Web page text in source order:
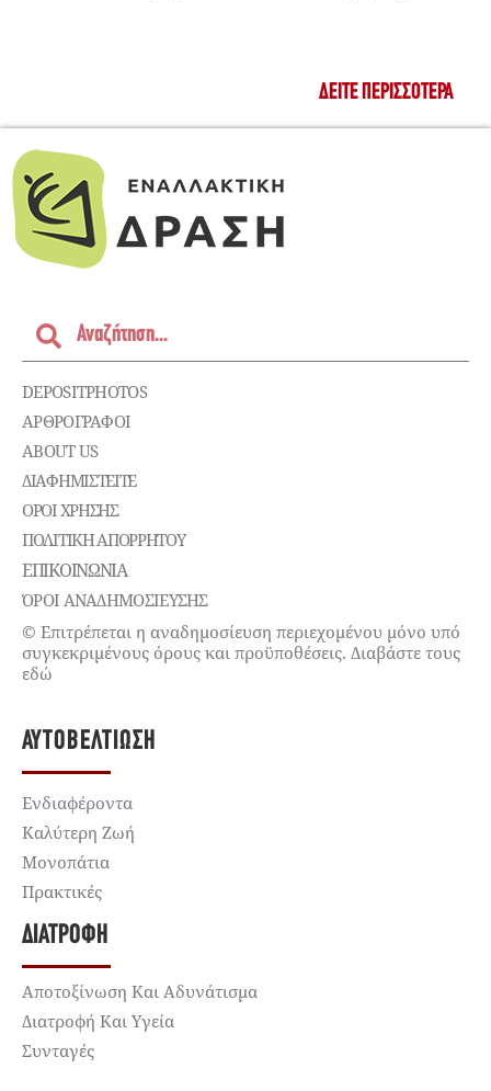
ΔΕΊΤΕ ΠΕΡΙΣΣΌΤΕΡΑ
DEPOSITPHOTOS
ΑΡΘΡΟΓΡΑΦΟΙ
ABOUT US
ΔΙΑΦΗΜΙΣΤΕΊΤΕ
ΌΡΟΙ ΧΡΉΣΗΣ
ΠΟΛΙΤΙΚΉ ΑΠΟΡΡΉΤΟΥ
ΕΠΙΚΟΙΝΩΝΊΑ
ΌΡΟΙ ΑΝΑΔΗΜΟΣΙΕΥΣΗΣ
© Επιτρέπεται η αναδημοσίευση περιεχομένου μόνο υπό
συγκεκριμένους όρους και προϋποθέσεις. Διαβάστε τους
εδώ
ΑΥΤΟΒΕΛΤΊΩΣΗ
Ενδιαφέροντα
Καλύτερη Ζωή
Μονοπάτια
Πρακτικές
ΔΙΑΤΡΟΦΉ
Αποτοξίνωση Και Αδυνάτισμα
Διατροφή Και Υγεία
Συνταγές